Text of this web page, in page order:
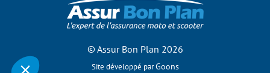
modifier vos préférences par la suite, cliquez sur le lien
© Assur Bon Plan 2026
Site développé parGoons